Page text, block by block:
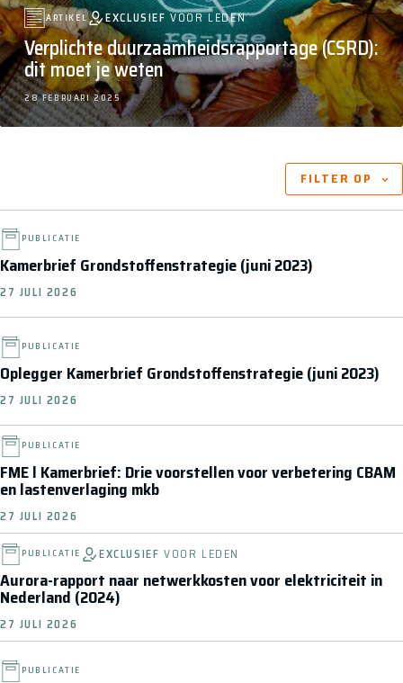
ARTIKEL EXCLUSIEFVOOR LEDEN
Verplichte duurzaamheidsrapportage (CSRD):
dit moet je weten
28 FEBRUARI 2025
ARTIKELEN BINNEN DIT ONDERWERP FILTER OP
PUBLICATIE
Kamerbrief Grondstoffenstrategie (juni 2023)
27 JULI 2026
PUBLICATIE
Oplegger Kamerbrief Grondstoffenstrategie (juni 2023)
27 JULI 2026
PUBLICATIE
FME l Kamerbrief: Drie voorstellen voor verbetering CBAM
en lastenverlaging mkb
27 JULI 2026
PUBLICATIE EXCLUSIEF VOOR LEDEN
Aurora-rapport naar netwerkkosten voor elektriciteit in
Nederland (2024)
27 JULI 2026
PUBLICATIE